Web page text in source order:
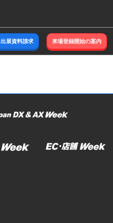
出展資料請求 来場登録開始の案内